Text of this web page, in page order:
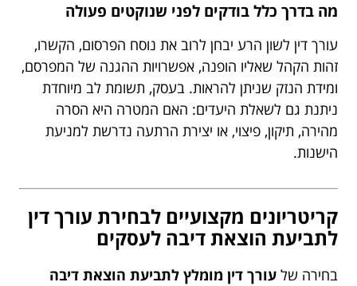
מה בדרך כלל בודקים לפני שנוקטים פעולה
עורך דין לשון הרע יבחן לרוב את נוסח הפרסום, הקשרו,
זהות הקהל שאליו הופנה, אפשרויות ההגנה של המפרסם,
ומידת הנזק שניתן להראות. בעסק, תשומת לב מיוחדת
ניתנת גם לשאלת היעדים: האם המטרה היא הסרה
מהירה, תיקון, פיצוי, או יצירת הרתעה נדרשת למניעת
הישנות.
קריטריונים מקצועיים לבחירת עורך דין
לתביעת הוצאת דיבה לעסקים
בחירה של עורך דין מומלץ לתביעת הוצאת דיבה